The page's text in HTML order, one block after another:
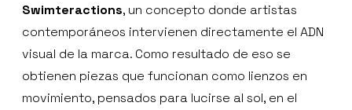
Swimteractions, un concepto donde artistas
contemporáneos intervienen directamente el ADN
visual de la marca. Como resultado de eso se
obtienen piezas que funcionan como lienzos en
movimiento, pensados para lucirse al sol, en el